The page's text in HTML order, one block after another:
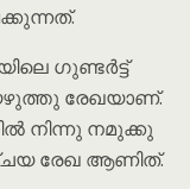
ഗുണ്ടർട്ട്
രേഖയാണ്.
നിന്നു നമുക്കു
രേഖ ആണിത്.